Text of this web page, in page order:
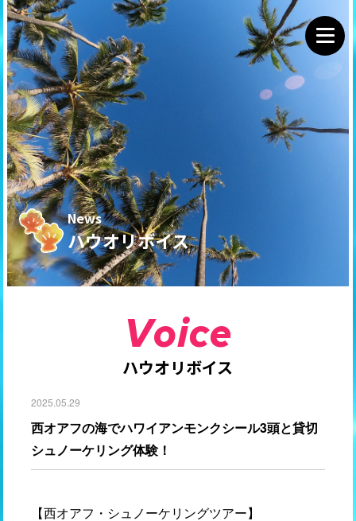
News
ハウオリボイス
Voice
ハウオリボイス
2025.05.29
西オアフの海でハワイアンモンクシール3頭と貸切
シュノーケリング体験！
【西オアフ・シュノーケリングツアー】